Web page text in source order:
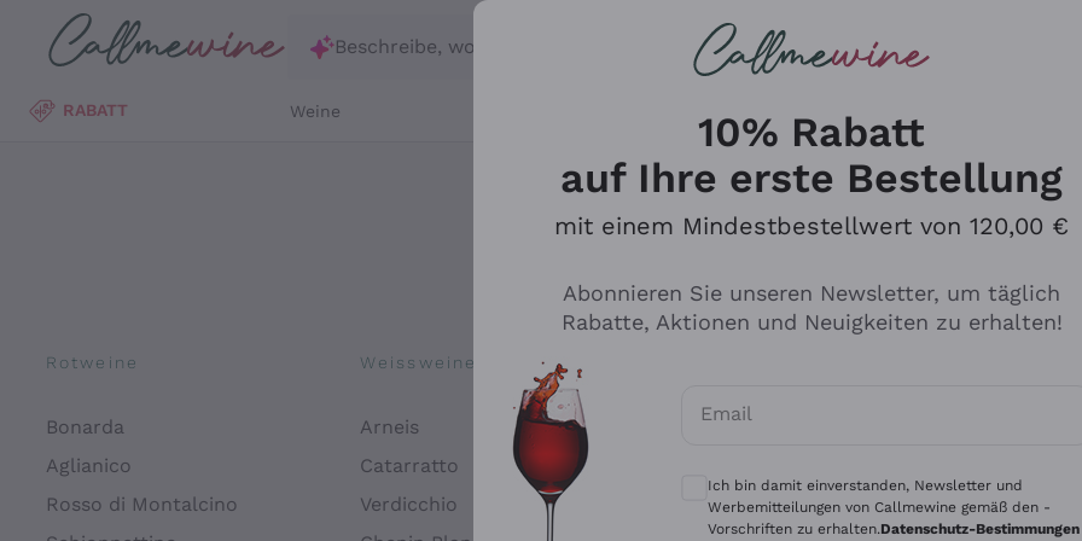
Zum Hauptinhalt springen
Beschreibe, wonach du suchst
RABATT Weine
Rotweine
Bonarda
Aglianico
Rosso di Montalcino
Weissweine
Arneis
Catarratto
Verdicchio
Tenuta San Leonardo
Alessandra Divella
Für
10% Rabatt
auf Ihre erste Bestellung
mit einem Mindestbestellwert von 120,00 €
Abonnieren Sie unseren Newsletter, um täglich
Rabatte, Aktionen und Neuigkeiten zu erhalten!
Email
Optionale Einwilligungen zum Erhalt von
Ich bin damit einverstanden, Newsletter und
Werbemitteilungen von Callmewine gemäß den -
Vorschriften zu erhalten.Datenschutz-Bestimmungen